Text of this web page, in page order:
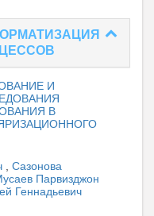
И
В
Сазонова
Парвизджон
Геннадьевич